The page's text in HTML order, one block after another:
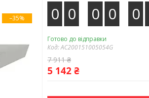
–35% 0 0 0 0 0
Готово до відправки
Код:AC200151005054G
7 911 ₴
5 142 ₴